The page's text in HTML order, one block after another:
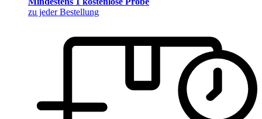
zu jeder Bestellung